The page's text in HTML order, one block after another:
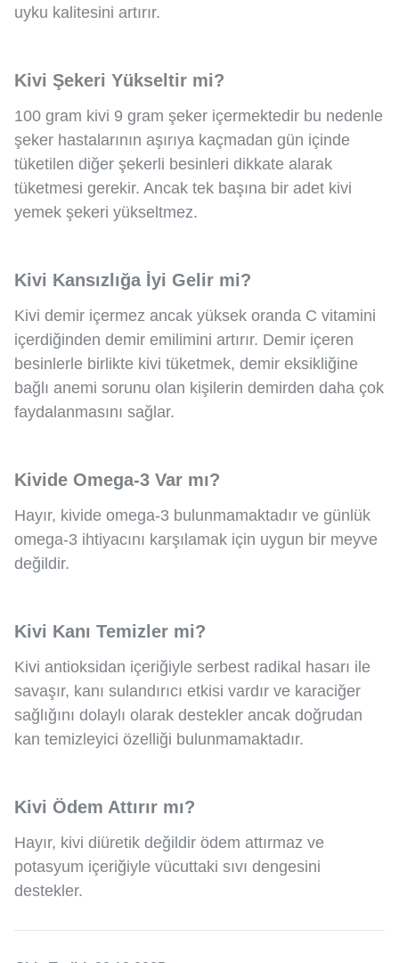
uyku kalitesini artırır.
Kivi Şekeri Yükseltir mi?
100 gram kivi 9 gram şeker içermektedir bu nedenle
şeker hastalarının aşırıya kaçmadan gün içinde
tüketilen diğer şekerli besinleri dikkate alarak
tüketmesi gerekir. Ancak tek başına bir adet kivi
yemek şekeri yükseltmez.
Kivi Kansızlığa İyi Gelir mi?
Kivi demir içermez ancak yüksek oranda C vitamini
içerdiğinden demir emilimini artırır. Demir içeren
besinlerle birlikte kivi tüketmek, demir eksikliğine
bağlı anemi sorunu olan kişilerin demirden daha çok
faydalanmasını sağlar.
Kivide Omega-3 Var mı?
Hayır, kivide omega-3 bulunmamaktadır ve günlük
omega-3 ihtiyacını karşılamak için uygun bir meyve
değildir.
Kivi Kanı Temizler mi?
Kivi antioksidan içeriğiyle serbest radikal hasarı ile
savaşır, kanı sulandırıcı etkisi vardır ve karaciğer
sağlığını dolaylı olarak destekler ancak doğrudan
kan temizleyici özelliği bulunmamaktadır.
Kivi Ödem Attırır mı?
Hayır, kivi diüretik değildir ödem attırmaz ve
potasyum içeriğiyle vücuttaki sıvı dengesini
destekler.